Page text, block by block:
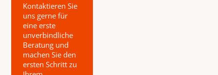
Kontaktieren Sie
uns gerne für
eine erste
unverbindliche
Beratung und
machen Sie den
ersten Schritt zu